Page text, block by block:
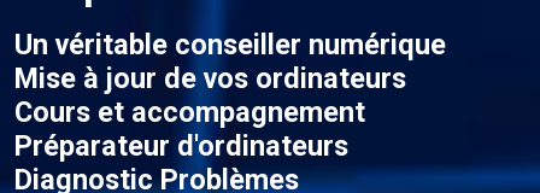
Un véritable conseiller numérique
Mise à jour de vos ordinateurs
Cours et accompagnement
Préparateur d'ordinateurs
Diagnostic Problèmes